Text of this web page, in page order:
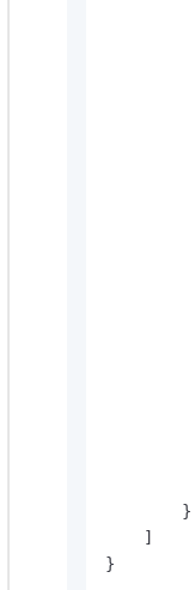
        }
    ]
}
10 分钟在聊天系统中增